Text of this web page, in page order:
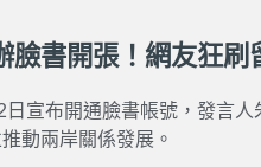
臉書開張！網友狂刷
宣布開通臉書帳號，發言
動兩岸關係發展。